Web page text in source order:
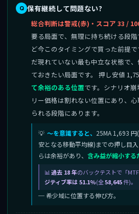
保有継続して問題ない?
総合判断は警戒(赤)・スコア 33 /
要る局面で、無理に持ち続ける段
ど今このタイミングで買った前提
だ現れていない最も中立な状態で
ておきたい局面です。 押し安値
て余裕のある位置です。シナリオ
リー価格は割れない位置にあり、
られる段階にあります。
〜を意識すると、 25MA 1,693
安となる移動平均線)までの押し目
らは余裕があり、 含み益が縮小する
過去 18 年のバックテストで「
ジティブ率は 51.1%(全58,645件)。
─ 希少域に位置する伸び方。